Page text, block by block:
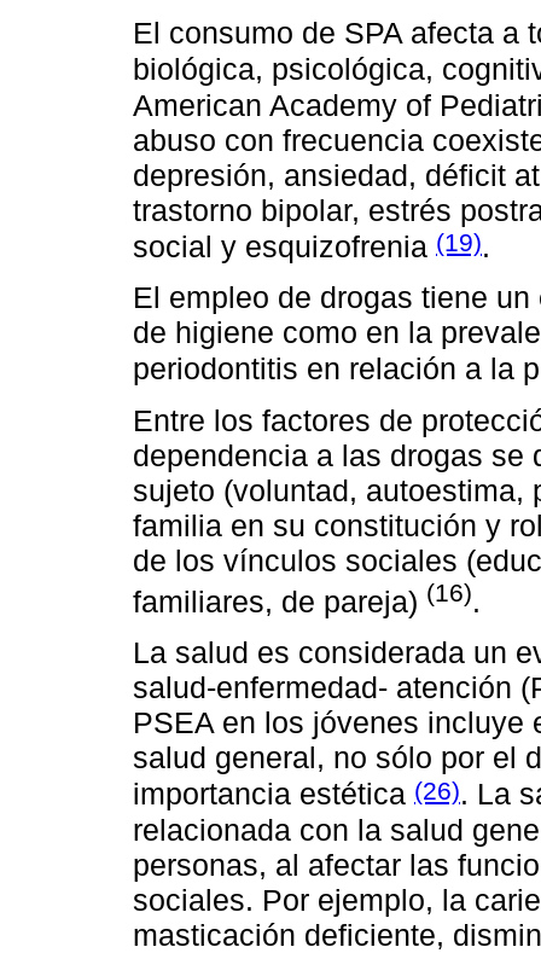
El consumo de SPA afecta a
biológica, psicológica,
American Academy of
abuso con frecuencia
depresión, ansiedad, déficit
trastorno bipolar, estrés
social y esquizofrenia (19).
El empleo de drogas tiene
de higiene como en la
periodontitis en relación a la
Entre los factores de
dependencia a las drogas se
sujeto (voluntad, autoestima,
familia en su constitución y
de los vínculos sociales
familiares, de pareja) (16).
La salud es considerada un
salud-enfermedad- atención
PSEA en los jóvenes incluye
salud general, no sólo por el
importancia estética (26). La
relacionada con la salud
personas, al afectar las
sociales. Por ejemplo, la
masticación deficiente,